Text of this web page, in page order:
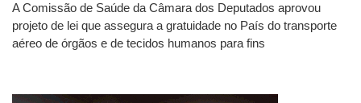
A Comissão de Saúde da Câmara dos Deputados aprovou
projeto de lei que assegura a gratuidade no País do transporte
aéreo de órgãos e de tecidos humanos para fins